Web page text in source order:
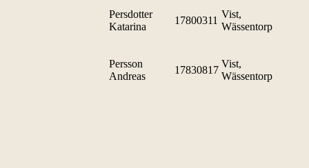
Persdotter
Katarina
17800311
Vist,
Wässentorp
Persson
Andreas
17830817
Vist,
Wässentorp